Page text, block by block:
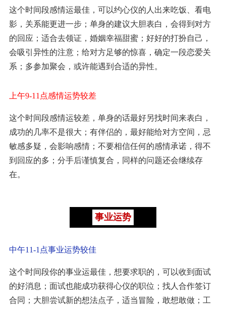
这个时间段感情运最佳，可以约心仪的人出来吃饭、看电
影，关系能更进一步；单身的建议大胆表白，会得到对方
的回应；适合去领证，婚姻幸福甜蜜；好好的打扮自己，
会吸引异性的注意；给对方足够的惊喜，确定一段恋爱关
系；多参加聚会，或许能遇到合适的异性。
上午9-11点感情运势较差
这个时间段感情运较差，单身的话最好另找时间来表白，
成功的几率不是很大；有伴侣的，最好能给对方空间，忌
敏感多疑，会影响感情；不要相信任何的感情承诺，得不
到回应的多；分手后谨慎复合，同样的问题还会继续存
在。
事业运势
中午11-1点事业运势较佳
这个时间段你的事业运最佳，想要求职的，可以收到面试
的好消息；面试也能成功获得心仪的职位；找人合作签订
合同；大胆尝试新的想法点子，适当冒险，敢想敢做；工